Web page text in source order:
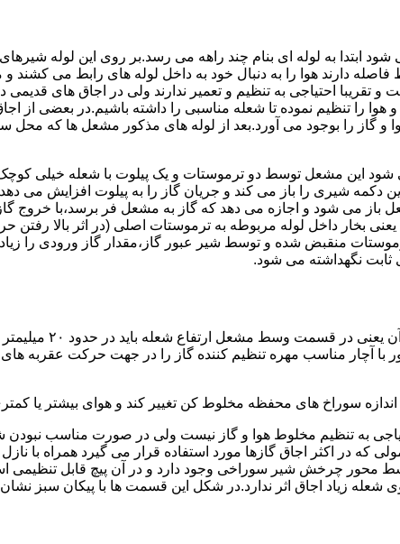
ابتدا به لوله ای بنام چند راهه می رسد.بر روی این لوله
دارند هوا را به دنبال خود به داخل لوله های رابط می کشند
احتیاجی به تنظیم و تعمیر ندارند ولی در اجاق های قدیمی
تنظیم نموده تا شعله مناسبی را داشته باشیم.در بعضی از
را بوجود می آورد.بعد از لوله های مذکور مشعل ها که محل
این مشعل توسط دو ترموستات و یک پیلوت با شعله خیلی
شیری را باز می کند و جریان گاز را به پیلوت افزایش می
می شود و اجازه می دهد که گاز به مشعل فر برسد،با خروج
بخار داخل لوله مربوطه به ترموستات اصلی (در اثر بالا
منقبض شده و توسط شیر عبور گاز،مقدار گاز ورودی را
نگهداشته می شود.
هنگامی که یک دکمه کنترل مشعل
آچار مناسب مهره تنظیم کننده گاز را در جهت حرکت عقربه های
اندازه سوراخ های محفظه مخلوط کن تغییر کند و هوای بیشتر یا
به تنظیم مخلوط هوا و گاز نیست ولی در صورت مناسب
که در اکثر اجاق گازها مورد استفاده قرار می گیرد همراه با
محور چرخش شیر سوراخی وجود دارد و در آن پیچ قابل تنظیمی
شعله زیاد اجاق اثر ندارد.در شکل این قسمت ها با پیکان سبز